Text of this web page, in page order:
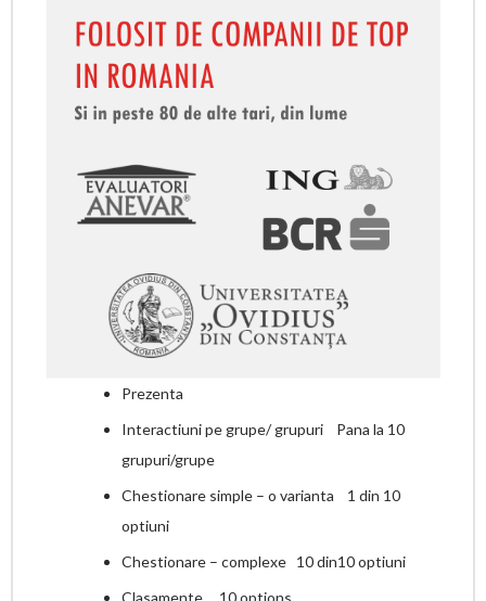
Prezenta
Interactiuni pe grupe/ grupuri Pana la 10
grupuri/grupe
Chestionare simple – o varianta 1 din 10
optiuni
Chestionare – complexe 10 din10 optiuni